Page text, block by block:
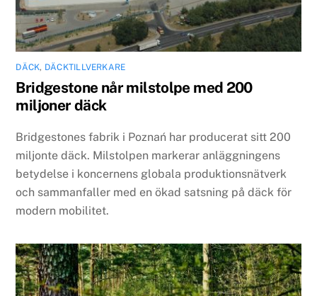
DÄCK, DÄCKTILLVERKARE
Bridgestone når milstolpe med 200
miljoner däck
Bridgestones fabrik i Poznań har producerat sitt 200
miljonte däck. Milstolpen markerar anläggningens
betydelse i koncernens globala produktionsnätverk
och sammanfaller med en ökad satsning på däck för
modern mobilitet.